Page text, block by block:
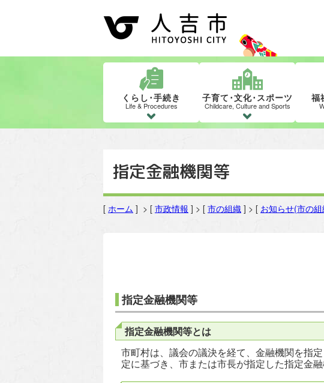
くらし･手続き
Life & Procedures
子育て･文化･スポーツ
Childcare, Culture and Sports
福
指定金融機関等
[ ホーム ] > [ 市政情報 ] > [ 市の組織 ] > [ お知らせ(市の
指定金融機関等
指定金融機関等とは
市町村は、議会の議決を経て、金融機関を指
定に基づき、市または市長が指定した指定金